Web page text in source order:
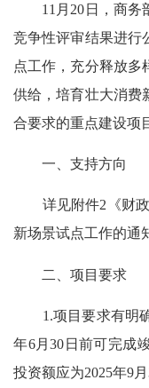
11月20日，商
竞争性评审结果进行
点工作，充分释放多
供给，培育壮大消费
合要求的重点建设项
一、支持方向
详见附件2《财
新场景试点工作的通
二、项目要求
1.项目要求有明
年6月30日前可完成
投资额应为2025年9